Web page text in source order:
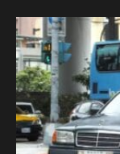
牌到底是”吉”或”
聞：